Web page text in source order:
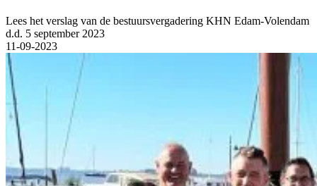
Lees het verslag van de bestuursvergadering KHN Edam-Volendam
d.d. 5 september 2023
11-09-2023